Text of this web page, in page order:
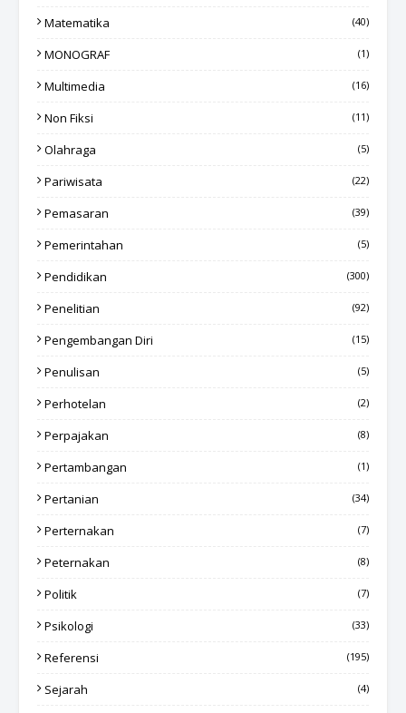
Matematika (40)
MONOGRAF (1)
Multimedia (16)
Non Fiksi (11)
Olahraga (5)
Pariwisata (22)
Pemasaran (39)
Pemerintahan (5)
Pendidikan (300)
Penelitian (92)
Pengembangan Diri (15)
Penulisan (5)
Perhotelan (2)
Perpajakan (8)
Pertambangan (1)
Pertanian (34)
Perternakan (7)
Peternakan (8)
Politik (7)
Psikologi (33)
Referensi (195)
Sejarah (4)